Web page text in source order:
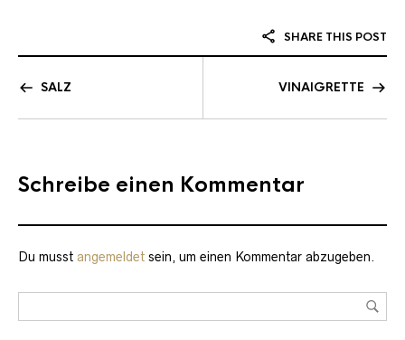
SHARE THIS POST
SALZ VINAIGRETTE
Schreibe einen Kommentar
Du musst angemeldet sein, um einen Kommentar abzugeben.